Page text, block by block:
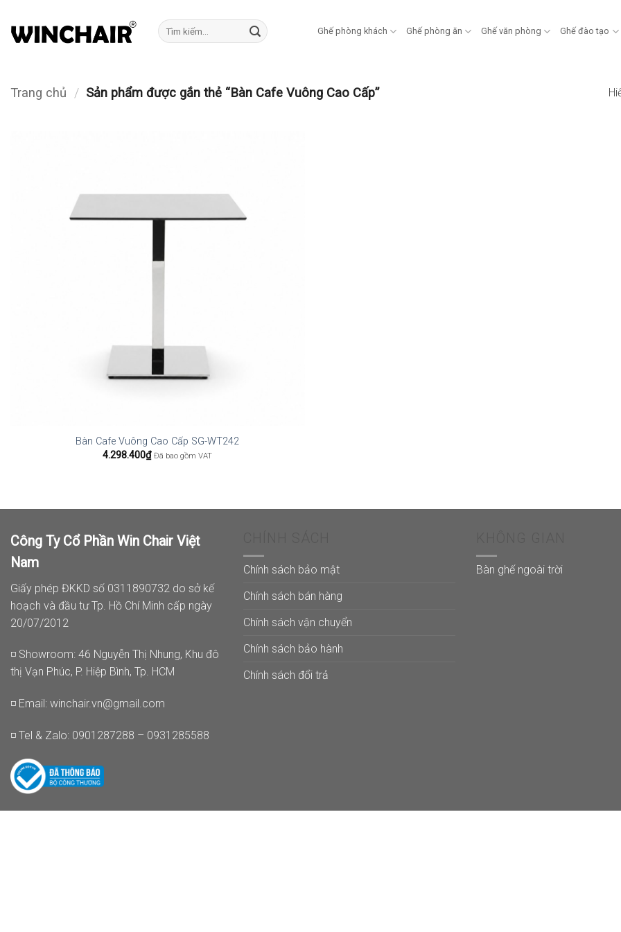
qua
Tìm
kiếm:
Ghế phòng khách Ghế phòng ăn Ghế văn phòng Ghế đào tạo
Trang chủ / Sản phẩm được gắn thẻ “Bàn Cafe Vuông Cao Cấp”
Bàn Cafe Vuông Cao Cấp SG-WT242
4.298.400₫ Đã bao gồm VAT
Công Ty Cổ Phần Win Chair Việt
Nam
Giấy phép ĐKKD số 0311890732 do sở kế
hoạch và đầu tư Tp. Hồ Chí Minh cấp ngày
20/07/2012
◽ Showroom: 46 Nguyễn Thị Nhung, Khu đô
thị Vạn Phúc, P. Hiệp Bình, Tp. HCM
◽ Email: winchair.vn@gmail.com
◽ Tel & Zalo: 0901287288 – 0931285588
Chính sách bảo mật
Chính sách bán hàng
Chính sách vận chuyển
Chính sách bảo hành
Chính sách đổi trả
Bàn ghế ngoài trời